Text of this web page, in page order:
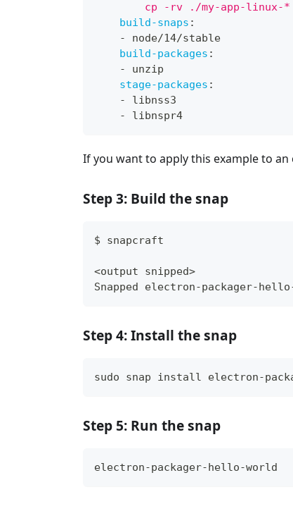
cp -rv ./my-app-linux-
build-snaps :
-
node/14/stable
build-packages :
-
unzip
stage-packages :
-
libnss3
-
libnspr4
If you want to apply this example to
Step 3: Build the snap
$ snapcraft
<output snipped>
Snapped electron-packager-
Step 4: Install the snap
sudo snap install electron-
Step 5: Run the snap
electron-packager-hello-world